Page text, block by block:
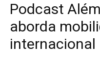
Podcast
aborda
internacional